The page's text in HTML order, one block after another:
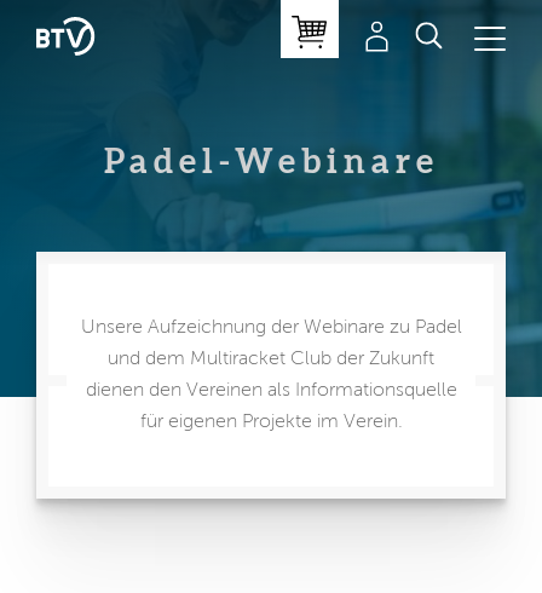
Padel-Webinare
Unsere Aufzeichnung der Webinare zu Padel
und dem Multiracket Club der Zukunft
dienen den Vereinen als Informationsquelle
für eigenen Projekte im Verein.